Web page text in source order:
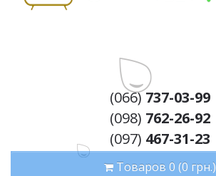
(066)737-03-99
(098) 762-26-92
(097) 467-31-23
Товаров 0 (0 грн.)